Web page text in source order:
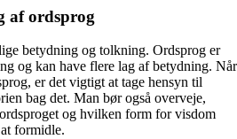
af ordsprog
betydning og tolkning. Ordsprog er
og kan have flere lag af betydning. Når
er det vigtigt at tage hensyn til
bag det. Man bør også overveje,
og hvilken form for visdom
formidle.